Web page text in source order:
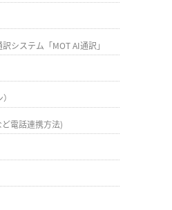
システム「MOT AI通訳」
電話連携方法)